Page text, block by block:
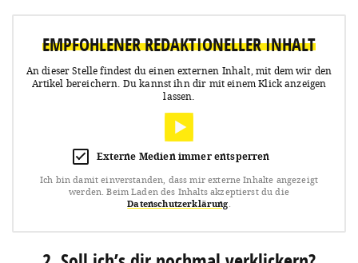
EMPFOHLENER REDAKTIONELLER INHALT
An dieser Stelle findest du einen externen Inhalt, mit dem wir den
Artikel bereichern. Du kannst ihn dir mit einem Klick anzeigen
lassen.
Externe Medien immer entsperren
Ich bin damit einverstanden, dass mir externe Inhalte angezeigt
werden. Beim Laden des Inhalts akzeptierst du die
Datenschutzerklärung.